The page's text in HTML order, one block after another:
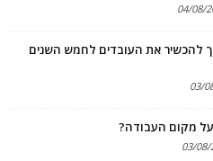
04/08/
להכשיר את העובדים לחמש השנים
03/
מקום העבודה?
03/08/